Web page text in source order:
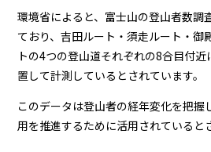
環境省によると、富士山の登山者数調
ており、吉田ルート・須走ルート・御
トの4つの登山道それぞれの8合目付
置して計測しているとされています。
このデータは登山者の経年変化を把握
用を推進するために活用されていると